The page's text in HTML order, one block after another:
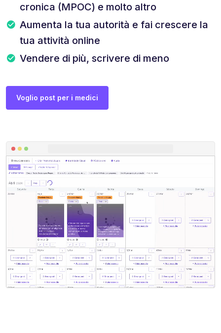
cronica (MPOC) e molto altro
Aumenta la tua autorità e fai crescere la
tua attività online
Vendere di più, scrivere di meno
Voglio post per i medici